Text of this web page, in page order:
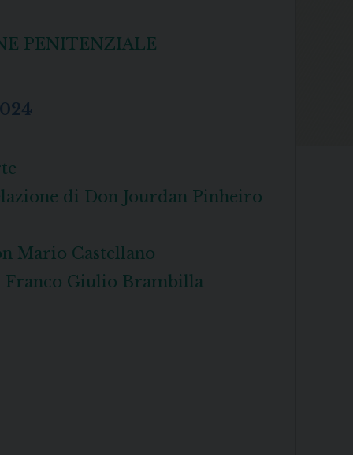
PENITENZIALE
di Don Jourdan Pinheiro
Mario Castellano
Franco Giulio Brambilla